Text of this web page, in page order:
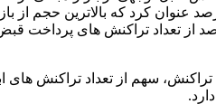
سهم از تعداد تراکنش های